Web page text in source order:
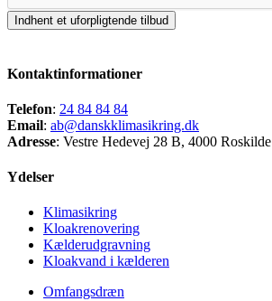
Indhent et uforpligtende tilbud
Kontaktinformationer
Telefon: 24 84 84 84
Email: ab@danskklimasikring.dk
Adresse: Vestre Hedevej 28 B, 4000 Roskilde
Ydelser
Klimasikring
Kloakrenovering
Kælderudgravning
Kloakvand i kælderen
Omfangsdræn